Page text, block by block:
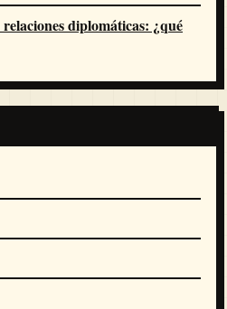
diplomáticas: ¿qué